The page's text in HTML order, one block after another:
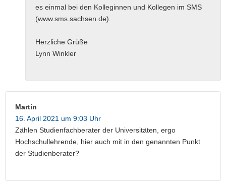
es einmal bei den Kolleginnen und Kollegen im SMS
(www.sms.sachsen.de).
Herzliche Grüße
Lynn Winkler
Martin
16. April 2021 um 9:03 Uhr
Zählen Studienfachberater der Universitäten, ergo
Hochschullehrende, hier auch mit in den genannten Punkt
der Studienberater?